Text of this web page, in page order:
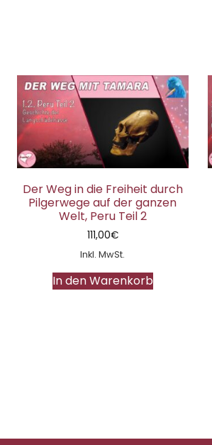
Der Weg in die Freiheit durch
Pilgerwege auf der ganzen
Welt, Peru Teil 2
111,00€
Inkl. MwSt.
In den Warenkorb